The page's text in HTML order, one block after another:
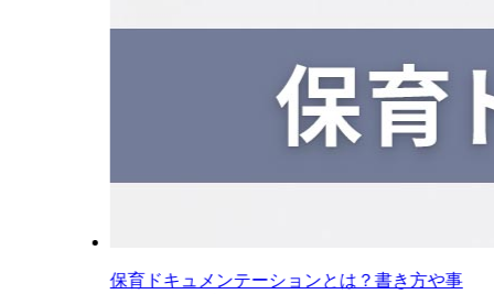
保育ドキュメンテーションとは？書き方や事